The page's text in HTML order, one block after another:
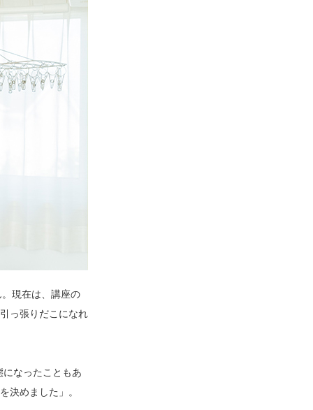
現在は、講座の
っ張りだこになれ
なったこともあ
決めました」。